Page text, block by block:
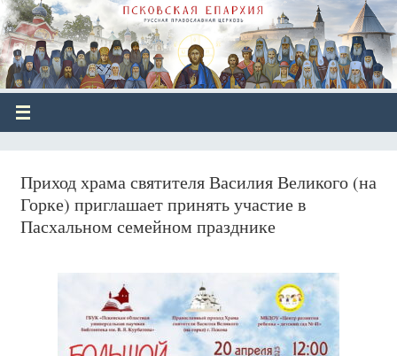
Приход храма святителя Василия Великого (на
Горке) приглашает принять участие в
Пасхальном семейном празднике